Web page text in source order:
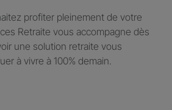
profiter pleinement de votre
Retraite vous accompagne dès
une solution retraite vous
à vivre à 100% demain.